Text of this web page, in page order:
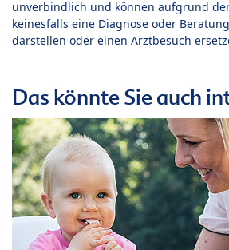
unverbindlich und können aufgrund
keinesfalls eine Diagnose oder
darstellen oder einen Arztbesuch
Das könnte Sie auch